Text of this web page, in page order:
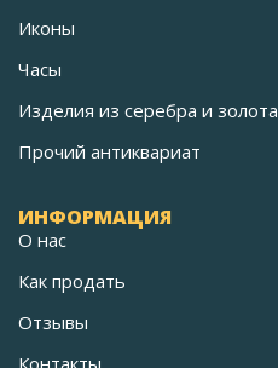
Иконы
Часы
Изделия из серебра и золота
Прочий антиквариат
ИНФОРМАЦИЯ
О нас
Как продать
Отзывы
Контакты